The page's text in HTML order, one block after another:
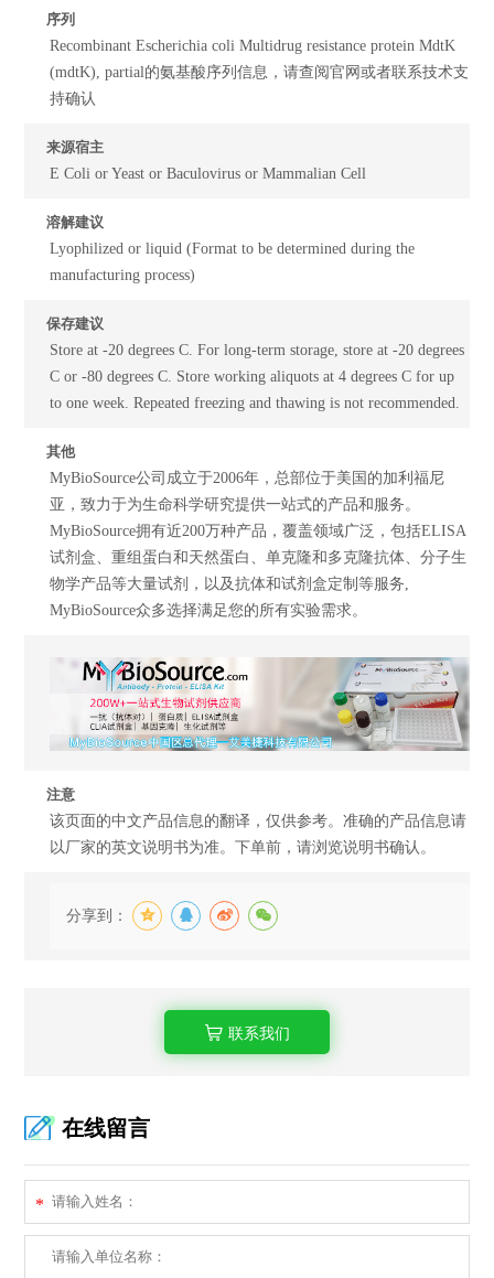
序列
Recombinant Escherichia coli Multidrug resistance protein MdtK
(mdtK), partial的氨基酸序列信息，请查阅官网或者联系技术支
持确认
来源宿主
E Coli or Yeast or Baculovirus or Mammalian Cell
溶解建议
Lyophilized or liquid (Format to be determined during the
manufacturing process)
保存建议
Store at -20 degrees C. For long-term storage, store at -20 degrees
C or -80 degrees C. Store working aliquots at 4 degrees C for up
to one week. Repeated freezing and thawing is not recommended.
其他
MyBioSource公司成立于2006年，总部位于美国的加利福尼
亚，致力于为生命科学研究提供一站式的产品和服务。
MyBioSource拥有近200万种产品，覆盖领域广泛，包括ELISA
试剂盒、重组蛋白和天然蛋白、单克隆和多克隆抗体、分子生
物学产品等大量试剂，以及抗体和试剂盒定制等服务,
MyBioSource众多选择满足您的所有实验需求。
注意
该页面的中文产品信息的翻译，仅供参考。准确的产品信息请
以厂家的英文说明书为准。下单前，请浏览说明书确认。
分享到：
联系我们
在线留言
*